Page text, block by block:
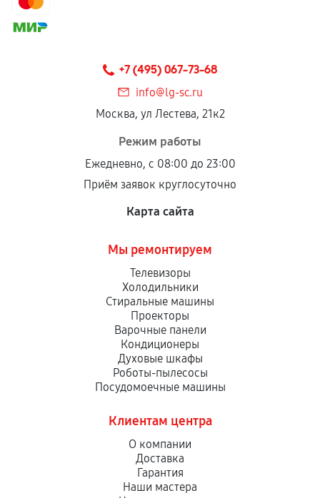
сохраняться полностью или частично, если
соблюдены следующие условия:
Установка была выполнена нашим сервисным
При этом гарантия на сами комплектующие
продавца. За качество сторонних деталей
сервисный центр ответственности не несет.
+7 (495) 067-73-68
info@lg-sc.ru
Москва, ул Лестева, 21к2
Режим работы
Ежедневно, с 08:00 до 23:00
Приём заявок круглосуточно
Карта сайта
Мы ремонтируем
Телевизоры
Холодильники
Стиральные машины
Проекторы
Варочные панели
Кондиционеры
Духовые шкафы
Роботы-пылесосы
Посудомоечные машины
Клиентам центра
О компании
Доставка
Гарантия
Наши мастера